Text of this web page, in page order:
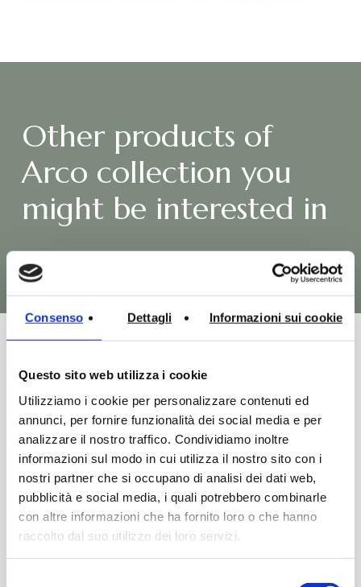
Consenso Dettagli Informazioni sui cookie
Questo sito web utilizza i cookie
Utilizziamo i cookie per personalizzare contenuti ed
annunci, per fornire funzionalità dei social media e per
analizzare il nostro traffico. Condividiamo inoltre
informazioni sul modo in cui utilizza il nostro sito con i
nostri partner che si occupano di analisi dei dati web,
pubblicità e social media, i quali potrebbero combinarle
con altre informazioni che ha fornito loro o che hanno
raccolto dal suo utilizzo dei loro servizi.
Other products of
Arco collection you
might be interested in
See all Archi
Information
Product
ARCO 120 – ACS014
Mirrors
Information
Product
ARCO 90 – ACS012
Mirrors
Request
Information
Discover
SEMIARCO 90 –